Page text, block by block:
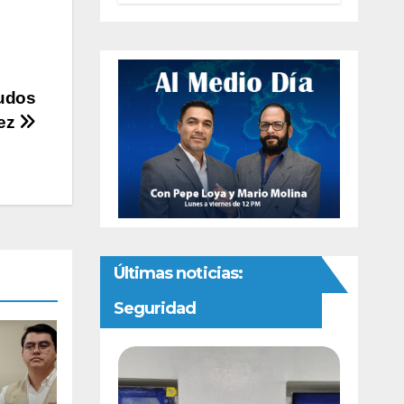
Últimas noticias:
Seguridad